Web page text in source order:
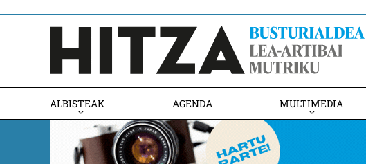
ALBISTEAK AGENDA MULTIMEDIA